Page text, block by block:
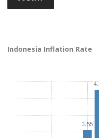
Indonesia Inflation Rate